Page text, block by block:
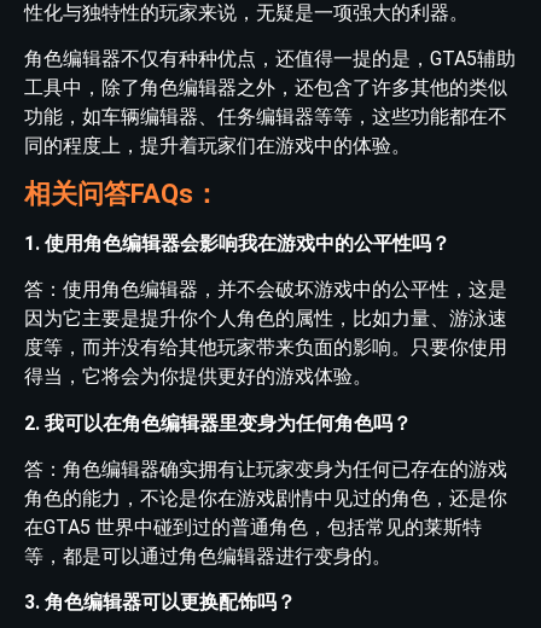
性化与独特性的玩家来说，无疑是一项强大的利器。
角色编辑器不仅有种种优点，还值得一提的是，GTA5辅助
工具中，除了角色编辑器之外，还包含了许多其他的类似
功能，如车辆编辑器、任务编辑器等等，这些功能都在不
同的程度上，提升着玩家们在游戏中的体验。
相关问答FAQs：
1. 使用角色编辑器会影响我在游戏中的公平性吗？
答：使用角色编辑器，并不会破坏游戏中的公平性，这是
因为它主要是提升你个人角色的属性，比如力量、游泳速
度等，而并没有给其他玩家带来负面的影响。只要你使用
得当，它将会为你提供更好的游戏体验。
2. 我可以在角色编辑器里变身为任何角色吗？
答：角色编辑器确实拥有让玩家变身为任何已存在的游戏
角色的能力，不论是你在游戏剧情中见过的角色，还是你
在GTA5 世界中碰到过的普通角色，包括常见的莱斯特
等，都是可以通过角色编辑器进行变身的。
3. 角色编辑器可以更换配饰吗？